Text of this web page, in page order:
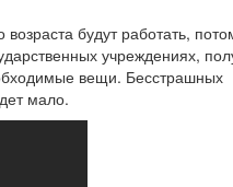
будут работать,
учреждениях,
вещи. Бесстрашных
мало.